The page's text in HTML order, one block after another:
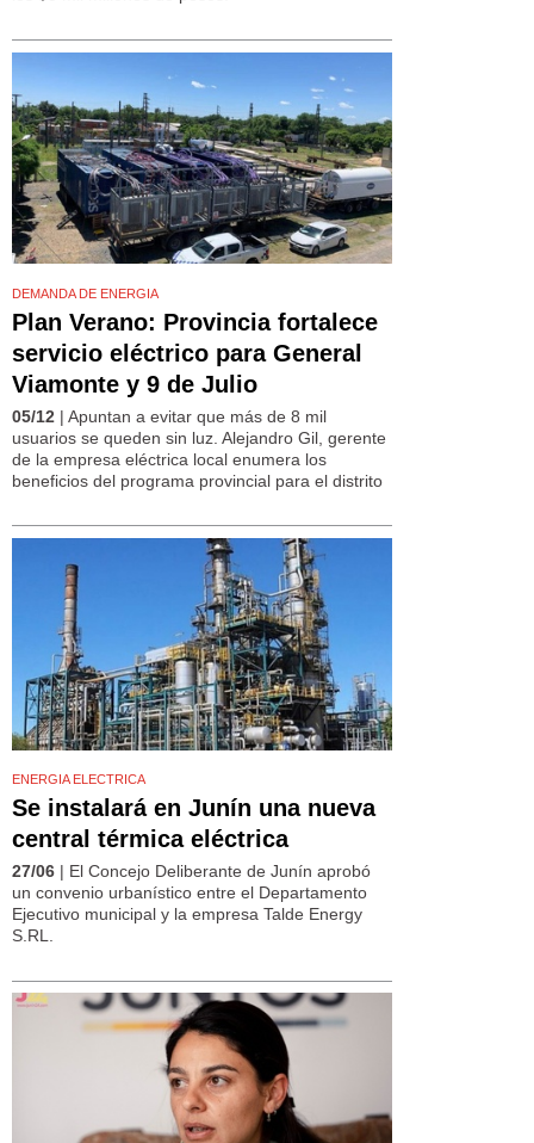
DEMANDA DE ENERGIA
Plan Verano: Provincia fortalece
servicio eléctrico para General
Viamonte y 9 de Julio
05/12 | Apuntan a evitar que más de 8 mil
usuarios se queden sin luz. Alejandro Gil, gerente
de la empresa eléctrica local enumera los
beneficios del programa provincial para el distrito
ENERGIA ELECTRICA
Se instalará en Junín una nueva
central térmica eléctrica
27/06 | El Concejo Deliberante de Junín aprobó
un convenio urbanístico entre el Departamento
Ejecutivo municipal y la empresa Talde Energy
S.RL.